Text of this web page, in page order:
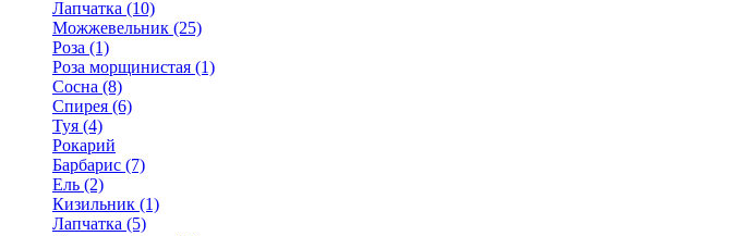
Лапчатка (10)
Можжевельник (25)
Роза (1)
Роза морщинистая (1)
Сосна (8)
Спирея (6)
Туя (4)
Рокарий
Барбарис (7)
Ель (2)
Кизильник (1)
Лапчатка (5)